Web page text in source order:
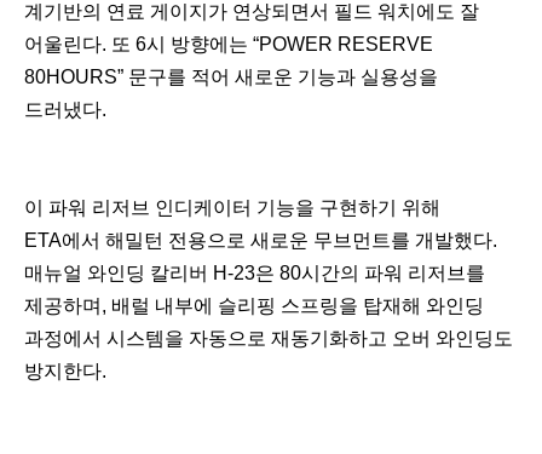
계기반의 연료 게이지가 연상되면서 필드 워치에도 잘
어울린다. 또 6시 방향에는 “POWER RESERVE
80HOURS” 문구를 적어 새로운 기능과 실용성을
드러냈다.
이 파워 리저브 인디케이터 기능을 구현하기 위해
ETA에서 해밀턴 전용으로 새로운 무브먼트를 개발했다.
매뉴얼 와인딩 칼리버 H-23은 80시간의 파워 리저브를
제공하며, 배럴 내부에 슬리핑 스프링을 탑재해 와인딩
과정에서 시스템을 자동으로 재동기화하고 오버 와인딩도
방지한다.